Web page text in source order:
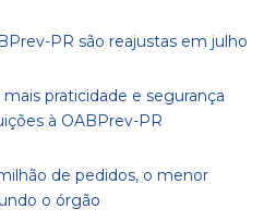
PR são reajustas em julho
praticidade e segurança
à OABPrev-PR
de pedidos, o menor
o órgão